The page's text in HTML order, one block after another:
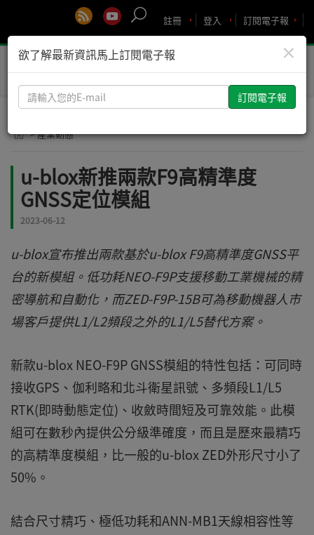
訂閱電子報
登入
註冊
Toggle
> 產業動態
u-blox新推兩款F9高精準度
GNSS定位模組
2023-06-12
u-blox宣布推出兩款基於u-blox F9高精準度GNSS平
台的新模組。低功耗NEO-F9P支援移動工業機械的精
密導航和自動化，而ZED-F9P-15B可為移動機器人市
場客戶提供L1/L2頻段之外的L1/L5替代方案。
新款u-blox NEO-F9P GNSS模組的特性包括：可同時
接收GPS、伽利略和北斗衛星訊號、多頻段L1/L5
RTK(即時動態定位)、收斂時間短及可靠效能。此模
組可在數秒內提供公分級準確度，而且是歷來最精巧
的高精準度模組，比一般的u-blox ZED外形尺寸小了
50%。
結合尺寸精巧、極低功耗和ANN-MB1天線相容性等
×
欲了解最新資訊馬上訂閱電子報
請
輸
您
E-
mail